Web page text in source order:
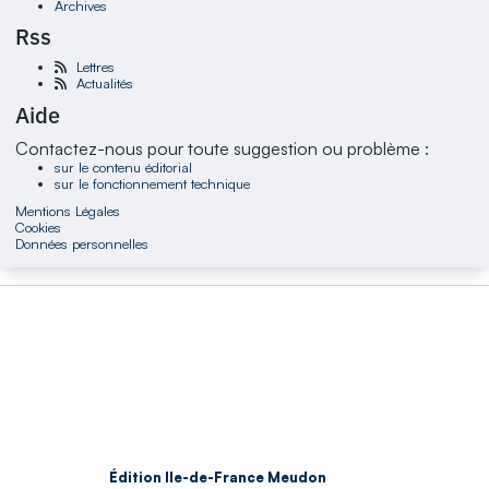
Archives
Rss
Lettres
Actualités
Aide
Contactez-nous pour toute suggestion ou problème :
sur le contenu éditorial
sur le fonctionnement technique
Mentions Légales
Cookies
Données personnelles
Édition Ile-de-France Meudon